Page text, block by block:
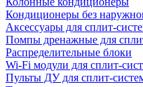
Кондиционеры без
Аксессуары для сплит-
Помпы дренажные для
Распределительные блоки
Wi-Fi модули для сплит-
Пульты ДУ для сплит-